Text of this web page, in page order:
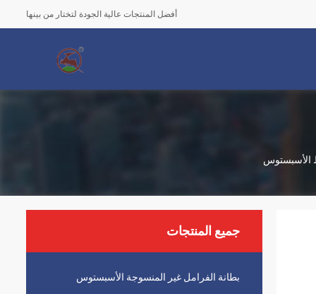
أفضل المنتجات عالية الجودة لتختار من بينها
الأسبستوس
جميع المنتجات
بطانة الفرامل غير المنسوجة الأسبستوس